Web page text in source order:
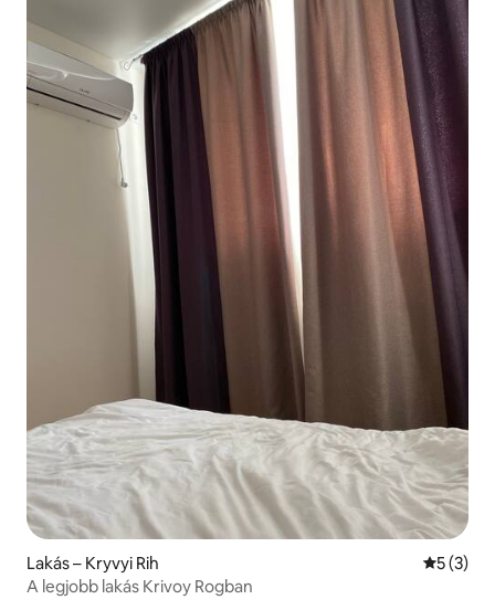
Lakás – Kryvyi Rih Átlagos
5 (3)
A legjobb lakás Krivoy Rogban